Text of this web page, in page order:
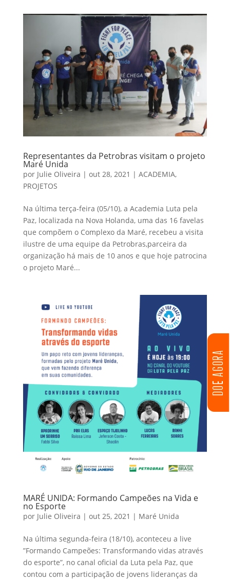
DOE AGORA
Representantes da Petrobras visitam o projeto
Maré Unida
por Julie Oliveira | out 28, 2021 | ACADEMIA,
PROJETOS
Na última terça-feira (05/10), a Academia Luta pela
Paz, localizada na Nova Holanda, uma das 16 favelas
que compõem o Complexo da Maré, recebeu a visita
ilustre de uma equipe da Petrobras,parceira da
organização há mais de 10 anos e que hoje patrocina
o projeto Maré...
MARÉ UNIDA: Formando Campeões na Vida e
no Esporte
por Julie Oliveira | out 25, 2021 | Maré Unida
Na última segunda-feira (18/10), aconteceu a live
”Formando Campeões: Transformando vidas através
do esporte”, no canal oficial da Luta pela Paz, que
contou com a participação de jovens lideranças da